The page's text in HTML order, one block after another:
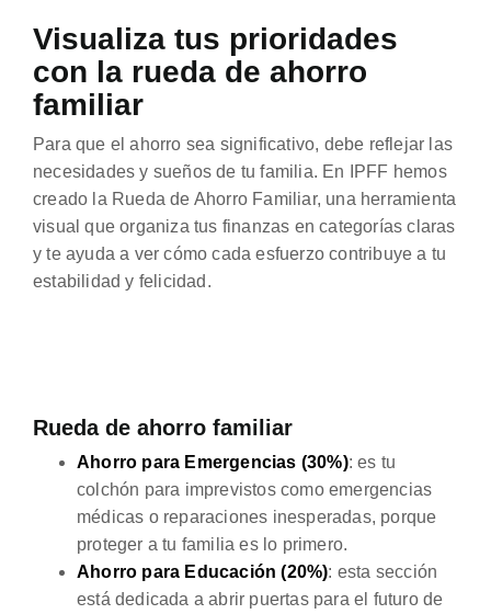
Visualiza tus prioridades
con la rueda de ahorro
familiar
Para que el ahorro sea significativo, debe reflejar las
necesidades y sueños de tu familia. En IPFF hemos
creado la Rueda de Ahorro Familiar, una herramienta
visual que organiza tus finanzas en categorías claras
y te ayuda a ver cómo cada esfuerzo contribuye a tu
estabilidad y felicidad.
Rueda de ahorro familiar
Ahorro para Emergencias (30%): es tu
colchón para imprevistos como emergencias
médicas o reparaciones inesperadas, porque
proteger a tu familia es lo primero.
Ahorro para Educación (20%): esta sección
está dedicada a abrir puertas para el futuro de